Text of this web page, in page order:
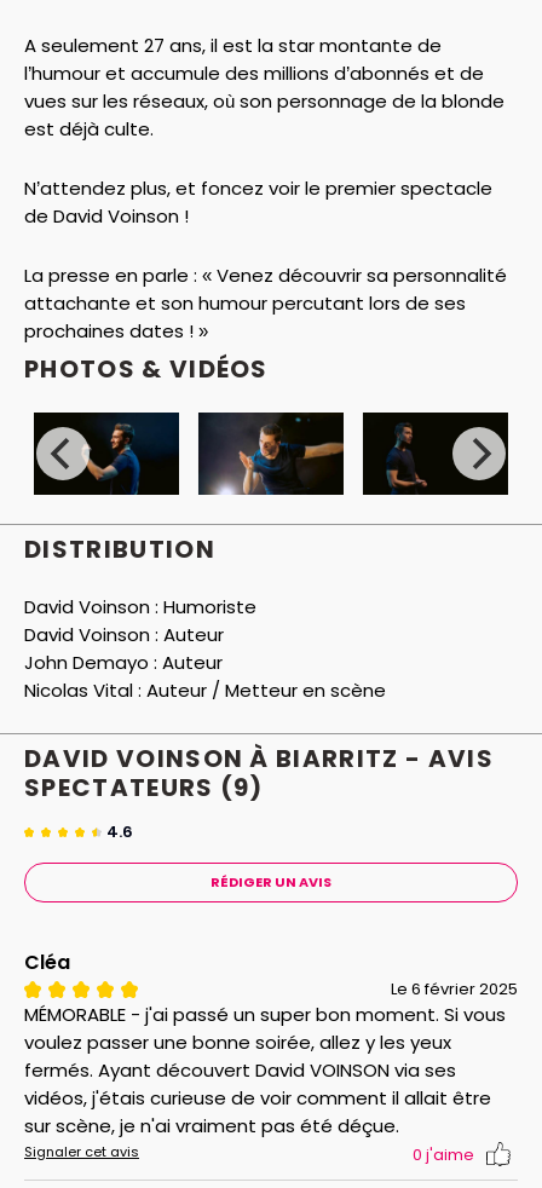
A seulement 27 ans, il est la star montante de
l’humour et accumule des millions d’abonnés et de
vues sur les réseaux, où son personnage de la blonde
est déjà culte.
N’attendez plus, et foncez voir le premier spectacle
de David Voinson !
La presse en parle : « Venez découvrir sa personnalité
attachante et son humour percutant lors de ses
prochaines dates ! »
PHOTOS & VIDÉOS
DISTRIBUTION
David Voinson : Humoriste
David Voinson : Auteur
John Demayo : Auteur
Nicolas Vital : Auteur / Metteur en scène
DAVID VOINSON À BIARRITZ - AVIS
SPECTATEURS (9)
4.6
RÉDIGER UN AVIS
Cléa
Le 6 février 2025
MÉMORABLE - j'ai passé un super bon moment. Si vous
voulez passer une bonne soirée, allez y les yeux
fermés. Ayant découvert David VOINSON via ses
vidéos, j'étais curieuse de voir comment il allait être
sur scène, je n'ai vraiment pas été déçue.
Signaler cet avis 0 j'aime